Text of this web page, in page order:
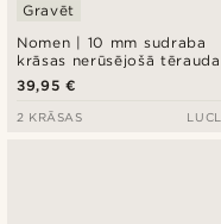
Nomen | 10 mm sudraba
krāsas nerūsējošā
plāksnes rokassprādze
Gravēt
39,95 €
2 KRĀSAS